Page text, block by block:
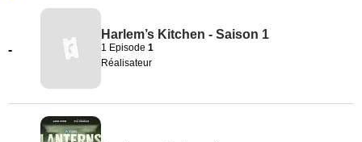
-
Harlem’s Kitchen - Saison 1
1 Episode 1
Réalisateur